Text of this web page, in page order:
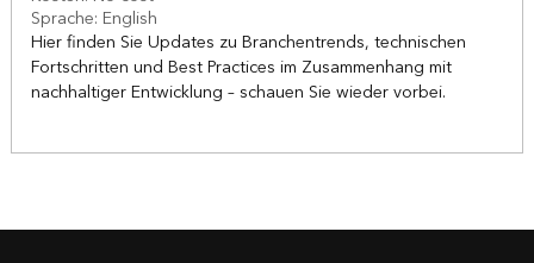
Sprache: English
Hier finden Sie Updates zu Branchentrends, technischen
Fortschritten und Best Practices im Zusammenhang mit
nachhaltiger Entwicklung – schauen Sie wieder vorbei.